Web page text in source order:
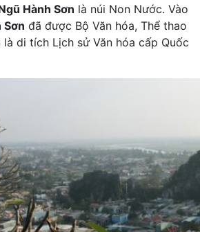
Hành Sơn là núi Non Nước. Vào
Sơn đã được Bộ Văn hóa, Thể thao
di tích Lịch sử Văn hóa cấp Quốc